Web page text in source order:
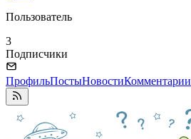
Пользователь
3
Подписчики
ПрофильПостыНовостиКомментарии